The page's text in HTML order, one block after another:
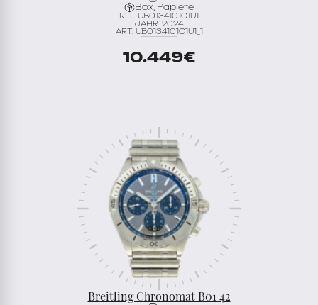
Box, Papiere
REF. UB0134101C1U1
JAHR: 2024
ART. UB0134101C1U1_1
10.449€
Breitling Chronomat B01 42